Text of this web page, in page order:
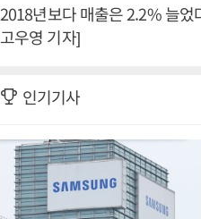
2018년보다 매출은 2.2% 늘
고우영 기자]
인기기사